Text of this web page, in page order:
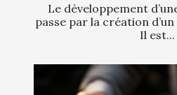
Le développement
passe par la création
Il est...